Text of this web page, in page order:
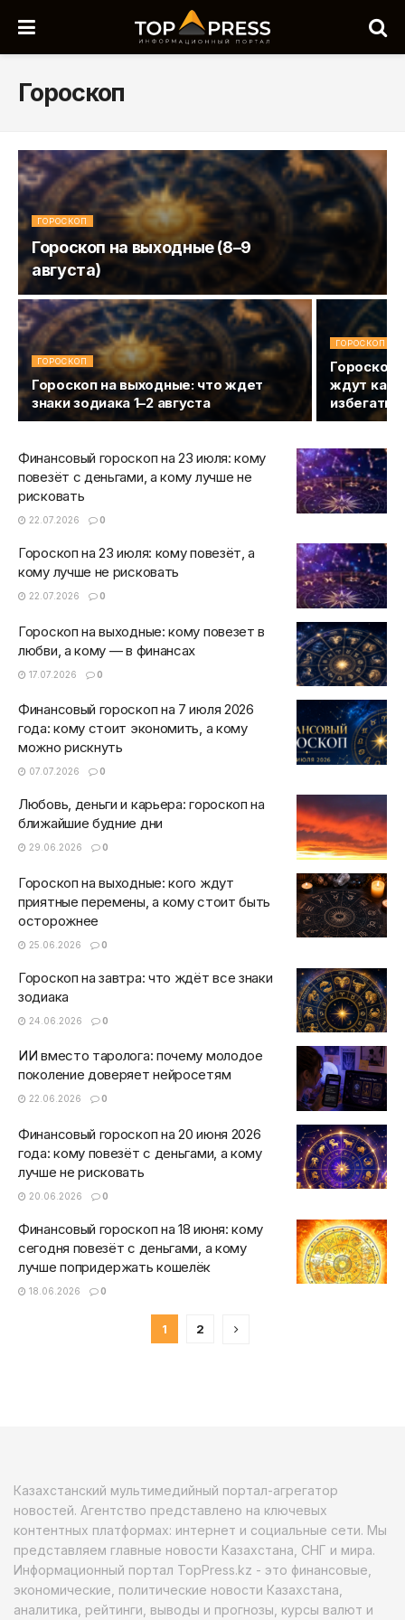
Гороскоп
ГОРОСКОП
Гороскоп на выходные (8–9
августа)
ГОРОСКОП
Гороскоп на выходные: что ждет
знаки зодиака 1–2 августа
ГОРОСКОП
Гороскоп
ждут
избегать
Финансовый гороскоп на 23 июля: кому
повезёт с деньгами, а кому лучше не
рисковать
22.07.2026 0
Гороскоп на 23 июля: кому повезёт, а
кому лучше не рисковать
22.07.2026 0
Гороскоп на выходные: кому повезет в
любви, а кому — в финансах
17.07.2026 0
Финансовый гороскоп на 7 июля 2026
года: кому стоит экономить, а кому
можно рискнуть
07.07.2026 0
Любовь, деньги и карьера: гороскоп на
ближайшие будние дни
29.06.2026 0
Гороскоп на выходные: кого ждут
приятные перемены, а кому стоит быть
осторожнее
25.06.2026 0
Гороскоп на завтра: что ждёт все знаки
зодиака
24.06.2026 0
ИИ вместо таролога: почему молодое
поколение доверяет нейросетям
22.06.2026 0
Финансовый гороскоп на 20 июня 2026
года: кому повезёт с деньгами, а кому
лучше не рисковать
20.06.2026 0
Финансовый гороскоп на 18 июня: кому
сегодня повезёт с деньгами, а кому
лучше попридержать кошелёк
18.06.2026 0
1 2
Казахстанский мультимедийный портал-агрегатор
новостей. Агентство представлено на ключевых
контентных платформах: интернет и социальные сети. Мы
представляем главные новости Казахстана, СНГ и мира.
Информационный портал TopPress.kz - это финансовые,
экономические, политические новости Казахстана,
аналитика, рейтинги, выводы и прогнозы, курсы валют и